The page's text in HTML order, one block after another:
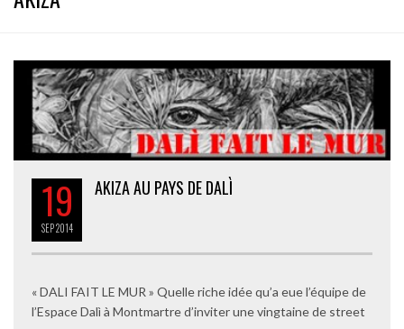
19
SEP2014
AKIZA AU PAYS DE DALÌ
« DALI FAIT LE MUR » Quelle riche idée qu’a eue l’équipe de
l’Espace Dalì à Montmartre d’inviter une vingtaine de street